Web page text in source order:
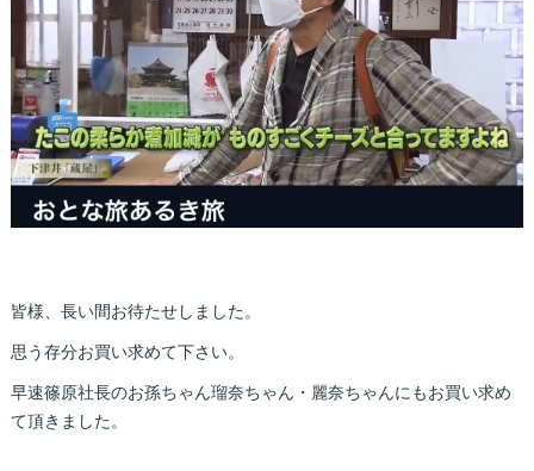
皆様、長い間お待たせしました。
思う存分お買い求めて下さい。
早速篠原社長のお孫ちゃん瑠奈ちゃん・麗奈ちゃんにもお買い求め
て頂きました。